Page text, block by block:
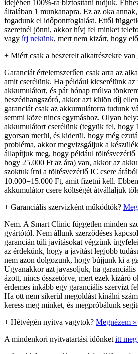
idejében 100%-ra biztosítani tudjuk.
általában 1 munkanapra. Ez az oka
fogadunk el időpontfoglalást. Ettől
szeretnél jönni, akkor hívj fel minket
vagy írj nekünk, mert nem kizárt, hogy
+ Miért csak a beszerelt alkatrészekre van
Garanciát értelemszerűen csak arra az
amit cserélünk. Ha például kicserélünk az
akkumulátort, és pár hónap múlva
beszédhangszóró, akkor azt külön díj
garanciát csak az akkumulátorra tudunk
semmi köze nincs egymáshoz. Olyan
akkumulátort cserélünk (tegyük fel, hogy
gyorsan merül, és kiderül, hogy még
probléma, akkor megvizsgáljuk a
állapítjuk meg, hogy például
hogy 25.000 Ft az ára) van, akkor az
szoktuk írni a töltésvezérlő IC csere
10.000=15.000 Ft, amit fizetni kell.
akkumulátor csere költségét átvállaljuk
+ Garanciális szervizként működtök?
Nem. A Smart Clinic független minden
gyártótól. Nem állunk szerződéses
garancián túli javításokat végzünk
az érdekünk, hogy a javítást legjobb
nem azon dolgozunk, hogy bújjunk ki a
Ugyanakkor azt javasoljuk, ha garanciális
ázott, nincs összetörve, mert ezek kizáró
érdemes inkább egy garanciális szervizt
Ha ott nem sikerül megoldást kínálni
keress meg minket, és megpróbálunk
+ Hétvégén nyitva vagytok? Megnézem »
A mindenkori nyitvatartási időnket itt